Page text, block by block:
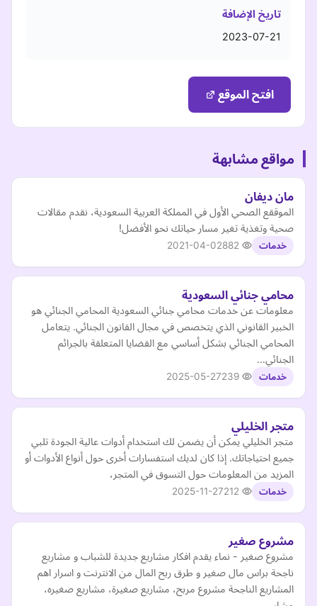
تاريخ الإضافة
2023-07-21
افتح الموقع
مواقع مشابهة
مان ديفان
الموققع الصحي الأول في المملكة العربية السعودية، نقدم مقالات
صحية وتغذية تغير مسار حياتك نحو الأفضل!
خدمات 2021-04-02
محامي جنائي السعودية
معلومات عن خدمات محامي جنائي السعودية المحامي الجنائي هو
الخبير القانوني الذي يتخصص في مجال القانون الجنائي. يتعامل
المحامي الجنائي بشكل أساسي مع القضايا المتعلقة بالجرائم
الجنائي…
خدمات 2025-05-27
متجر الخليلي
متجر الخليلي يمكن أن يضمن لك استخدام أدوات عالية الجودة تلبي
جميع احتياجاتك. إذا كان لديك استفسارات أخرى حول أنواع الأدوات أو
المزيد من المعلومات حول التسوق في المتجر،
خدمات 2025-11-27
مشروع صغير
مشروع صغير - نماء يقدم افكار مشاريع جديدة للشباب و مشاريع
ناجحة براس مال صغير و طرق ربح المال من الانترنت و اسرار اهم
المشاريع الناجحة مشروع مربح، مشاريع صغيرة، مشاريع صغيره،